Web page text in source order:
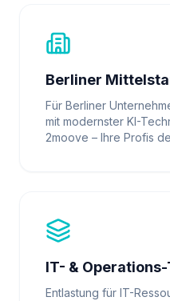
Berliner
Für Berliner
mit modernster KI-
2moove – Ihre Profis
IT- &
Entlastung für IT-